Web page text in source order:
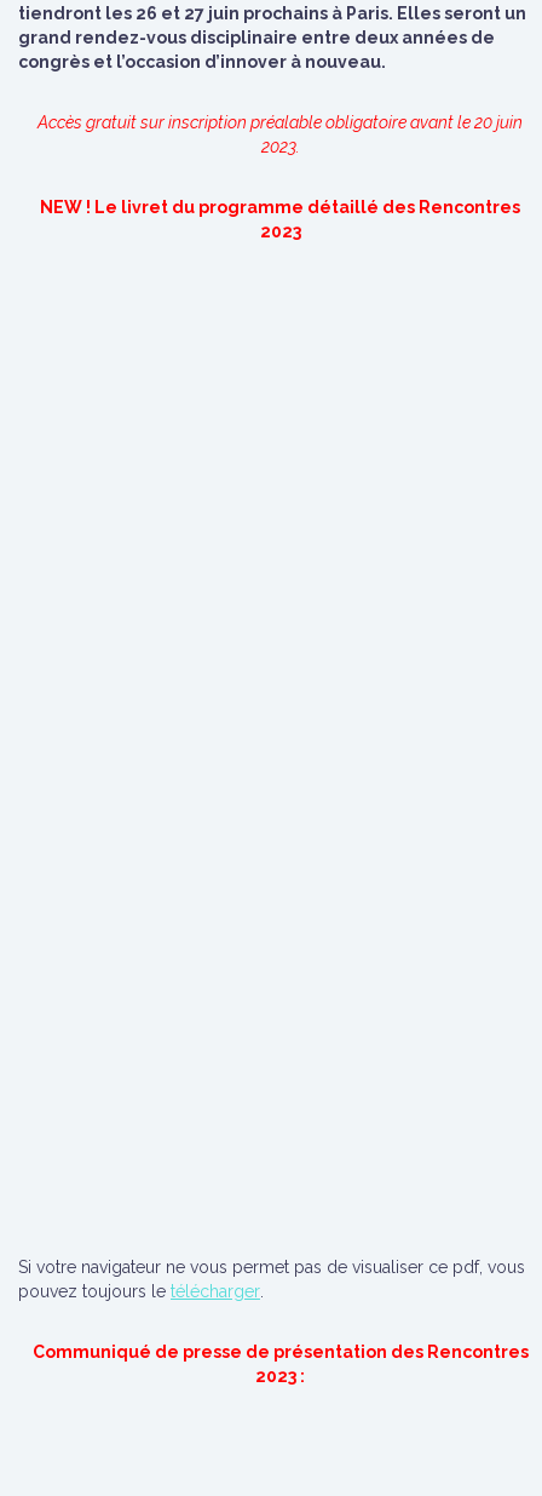
tiendront les 26 et 27 juin prochains à Paris. Elles seront un
grand rendez-vous disciplinaire entre deux années de
congrès et l’occasion d’innover à nouveau.
Accès gratuit sur inscription préalable obligatoire avant le 20 juin
2023.
NEW ! Le livret du programme détaillé des Rencontres
2023
Si votre navigateur ne vous permet pas de visualiser ce pdf, vous
pouvez toujours le télécharger
Communiqué de presse de présentation des Rencontres
2023 :